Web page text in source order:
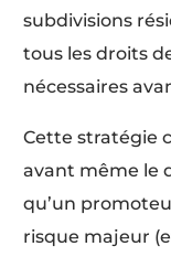
subdivisions
tous les droits
nécessaires
Cette stratégie
avant même le
qu’un
risque majeur